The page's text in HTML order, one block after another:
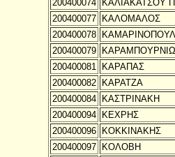
200400074
ΚΑΛΙΑΚΑΤΣΟΥ
200400077
ΚΑΛΟΜΑΛΟΣ
200400078
200400079
200400081
ΚΑΡΑΠΑΣ
200400082
ΚΑΡΑΤΖΑ
200400084
ΚΑΣΤΡΙΝΑΚΗ
200400094
ΚΕΧΡΗΣ
200400096
ΚΟΚΚΙΝΑΚΗΣ
200400097
ΚΟΛΟΒΗ